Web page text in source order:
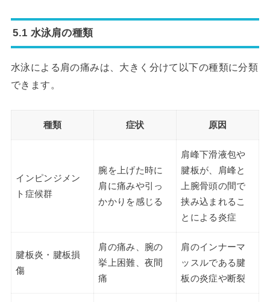
5.1 水泳肩の種類
水泳による肩の痛みは、大きく分けて以下の種類に分類
できます。
種類 症状 原因
インピンジメン
ト症候群
腕を上げた時に
肩に痛みや引っ
かかりを感じる
肩峰下滑液包や
腱板が、肩峰と
上腕骨頭の間で
挟み込まれるこ
とによる炎症
腱板炎・腱板損
傷
肩の痛み、腕の
挙上困難、夜間
痛
肩のインナーマ
ッスルである腱
板の炎症や断裂